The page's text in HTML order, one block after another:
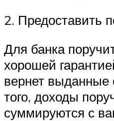
2. Предоставить
Для банка
хорошей
вернет выданные
того, доходы
суммируются с